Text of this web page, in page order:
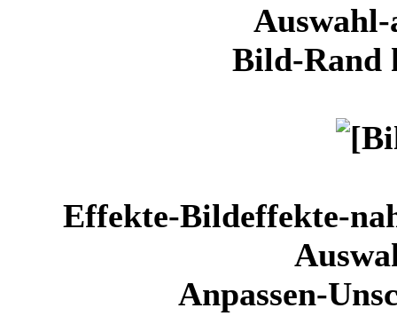
Auswahl-
Bild-Rand
Effekte-Bildeffekte-
Anpassen-